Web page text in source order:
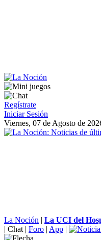
Regístrate
Iniciar Sesión
Viernes, 07 de Agosto de
La Noción | La UCI del
| Chat | Foro | App |